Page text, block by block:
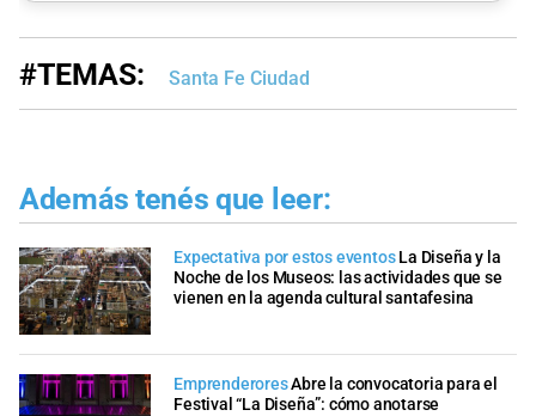
#TEMAS: Santa Fe Ciudad
Además tenés que leer:
Expectativa por estos eventos La Diseña y la
Noche de los Museos: las actividades que se
vienen en la agenda cultural santafesina
EmprenderoresAbre la convocatoria para el
Festival “La Diseña”: cómo anotarse